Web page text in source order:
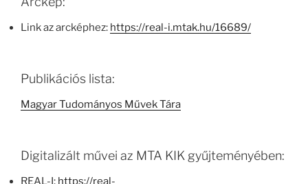
Link az arcképhez: https://real-i.mtak.hu/16689/
Publikációs lista:
Magyar Tudományos Művek Tára
Digitalizált művei az MTA KIK gyűjteményében:
REAL-I: https://real-